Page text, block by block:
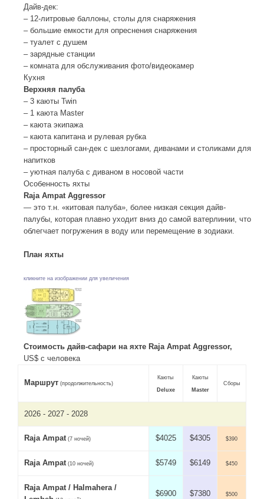
Дайв-дек:
– 12-литровые баллоны, столы для снаряжения
– большие емкости для опреснения снаряжения
– туалет с душем
– зарядные станции
– комната для обслуживания фото/видеокамер
Кухня
Верхняя палуба
– 3 каюты Twin
– 1 каюта Master
– каюта экипажа
– каюта капитана и рулевая рубка
– просторный сан-дек с шезлогами, диванами и столиками для
напитков
– уютная палуба с диваном в носовой части
Особенность яхты
Raja Ampat Aggressor
— это т.н. «китовая палуба», более низкая секция дайв-
палубы, которая плавно уходит вниз до самой ватерлинии, что
облегчает погружения в воду или перемещение в зодиаки.
План яхты
кликните на изображении для увеличения
Стоимость дайв-сафари на яхте Raja Ampat Aggressor,
US$ с человека
Маршрут (продолжительность)
Каюты
Deluxe
Каюты
Master
Сборы
2026 - 2027 - 2028
Raja Ampat(7 ночей) $4025 $4305 $390
Raja Ampat(10 ночей) $5749 $6149 $450
Raja Ampat / Halmahera /
$6900 $7380 $500